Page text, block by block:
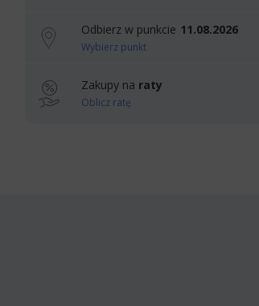
Odbierz w punkcie 11.08.2026
Wybierz punkt
Zakupy na raty
Oblicz ratę